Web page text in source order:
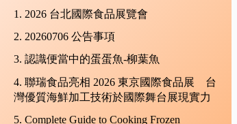
2026 台北國際食品展覽會
20260706 公告事項
認識便當中的蛋蛋魚-柳葉魚
聯瑞食品亮相 2026 東京國際食品展 台
灣優質海鮮加工技術於國際舞台展現實力
Complete Guide to Cooking Frozen